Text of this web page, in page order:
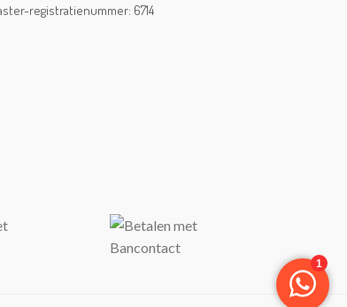
registratienummer: 6714